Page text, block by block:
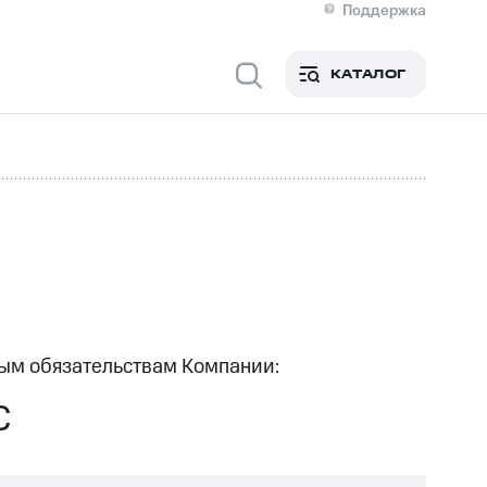
Поддержка
Медиа-центр
Новости в регионе
и аудитРынок акций
КАТАЛОГ
обязательствам Компании: